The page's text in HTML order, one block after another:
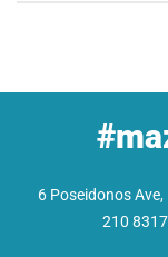
6 Poseidonos
210